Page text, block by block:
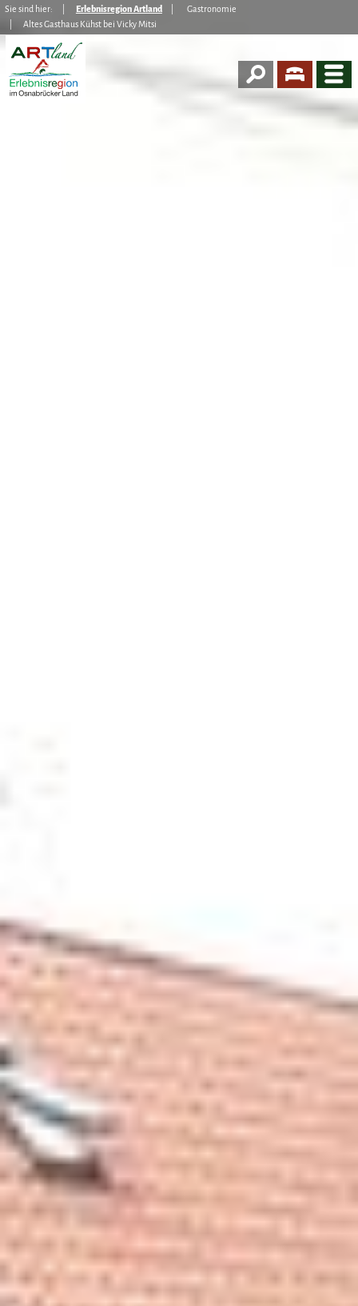
Sie sind hier: Erlebnisregion Artland
Gastronomie
Altes Gasthaus Kühst bei Vicky Mitsi